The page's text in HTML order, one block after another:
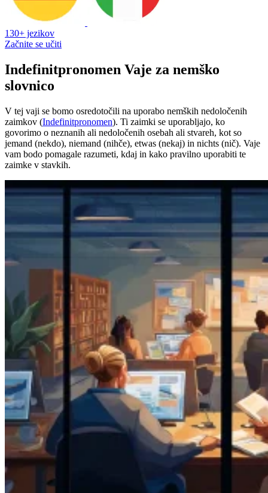
130+ jezikov
Začnite se učiti
Indefinitpronomen Vaje za nemško
slovnico
V tej vaji se bomo osredotočili na uporabo nemških nedoločenih
zaimkov (Indefinitpronomen). Ti zaimki se uporabljajo, ko
govorimo o neznanih ali nedoločenih osebah ali stvareh, kot so
jemand (nekdo), niemand (nihče), etwas (nekaj) in nichts (nič). Vaje
vam bodo pomagale razumeti, kdaj in kako pravilno uporabiti te
zaimke v stavkih.